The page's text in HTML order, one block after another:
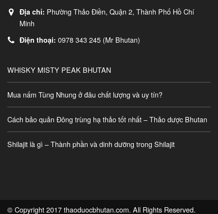
Địa chỉ: Phường Thảo Điền, Quận 2, Thành Phố Hồ Chí
Minh
Điện thoại: 0978 343 245 (Mr Bhutan)
WHISKY MISTY PEAK BHUTAN
Mua nấm Tùng Nhung ở đâu chất lượng và uy tín?
Cách bảo quản Đông trùng hạ thảo tốt nhất – Thảo dược Bhutan
Shilajit là gì – Thành phần và dinh dưỡng trong Shilajit
© Copyright 2017 thaoduocbhutan.com. All Rights Reserved.